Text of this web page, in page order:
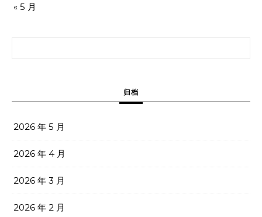
« 5 月
归档
2026 年 5 月
2026 年 4 月
2026 年 3 月
2026 年 2 月